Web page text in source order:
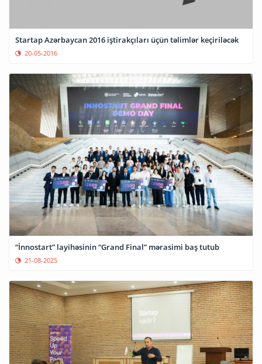
Startap Azərbaycan 2016 iştirakçıları üçün təlimlər keçiriləcək
20-05-2016
“İnnostart” layihəsinin “Grand Final” mərasimi baş tutub
21-08-2025